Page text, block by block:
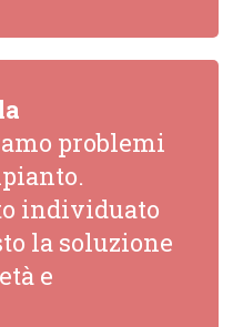
problemi
individuato
la soluzione
e